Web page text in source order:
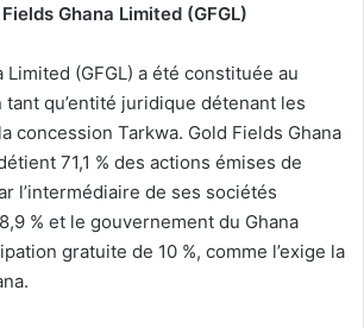
Ghana Limited (GFGL)
Limited (GFGL) a été constituée au
tant qu’entité juridique détenant les
concession Tarkwa. Gold Fields Ghana
71,1 % des actions émises de
l’intermédiaire de ses sociétés
% et le gouvernement du Ghana
gratuite de 10 %, comme l’exige la